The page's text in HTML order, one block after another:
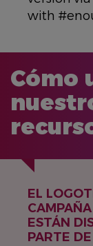
with
Cómo
EL
ESTÁN
PARTE